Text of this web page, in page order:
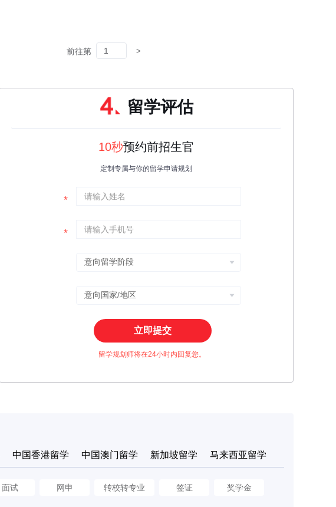
前往第
留学评估
10秒预约前招生官
定制专属与你的留学申请规划
立即提交
留学规划师将在24小时内回复您。
中国香港留学 中国澳门留学 新加坡留学 马来西亚留学
面试 网申 转校转专业 签证 奖学金